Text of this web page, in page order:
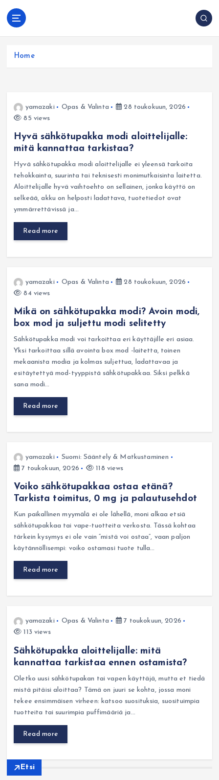
oppaat, vinkit ja
Home
yamazaki Opas & Valinta
28 toukokuun, 2026
85 views
Hyvä sähkötupakka modi aloittelijalle:
mitä kannattaa tarkistaa?
Hyvä sähkötupakka modi aloittelijalle ei yleensä tarkoita
tehokkainta, suurinta tai teknisesti monimutkaisinta laitetta.
Aloittelijalle hyvä vaihtoehto on sellainen, jonka käyttö on
selkeää, akku on helposti ladattava, tuotetiedot ovat
ymmärrettävissä ja…
Read more
yamazaki Opas & Valinta
28 toukokuun, 2026
84 views
Mikä on sähkötupakka modi? Avoin modi,
box mod ja suljettu modi selitetty
Sähkötupakka modi voi tarkoittaa eri käyttäjille eri asiaa.
Yksi tarkoittaa sillä avointa box mod -laitetta, toinen
mekaanista modia ja kolmas suljettua, ladattavaa ja
esitäytettyä mod-tyyppistä sähkötupakkaa. Siksi pelkkä
sana modi…
Read more
yamazaki
Suomi: Sääntely & Matkustaminen
7 toukokuun, 2026
118 views
Voiko sähkötupakkaa ostaa etänä?
Tarkista toimitus, 0 mg ja palautusehdot
Kun paikallinen myymälä ei ole lähellä, moni alkaa etsiä
sähkötupakkaa tai vape-tuotteita verkosta. Tässä kohtaa
tärkein kysymys ei ole vain “mistä voi ostaa”, vaan paljon
käytännöllisempi: voiko ostamasi tuote tulla…
Read more
yamazaki Opas & Valinta
7 toukokuun, 2026
113 views
Sähkötupakka aloittelijalle: mitä
kannattaa tarkistaa ennen ostamista?
Oletko uusi sähkötupakan tai vapen käyttäjä, mutta et tiedä
mistä pitäisi aloittaa? Tämä on juuri se kohta, jossa moni
tekee ensimmäisen virheen: katsoo suosituksia, suosituimpia
tuotteita tai suurimpia puffimääriä ja…
Read more
Etsi